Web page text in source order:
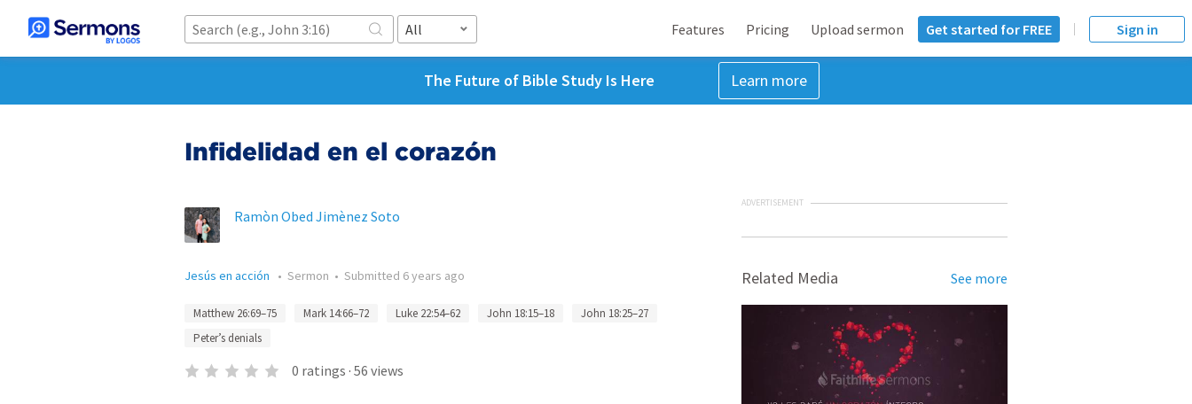
All Features Pricing Upload sermon Get started for FREE Sign in
The Future of Bible Study Is Here Learn more
Infidelidad en el corazón
Ramòn Obed Jimènez Soto
Jesús en acción • Sermon • Submitted 6 years ago
Matthew 26:69–75 Mark 14:66–72 Luke 22:54–62 John 18:15–18
John 18:25–27
Peter’s denials
0 ratings · 56 views
ADVERTISEMENT
Related Media See more